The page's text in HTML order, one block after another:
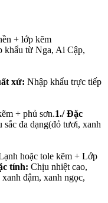
+ lớp kẽm
khẩu từ Nga, Ai Cập,
xứ: Nhập khẩu trực tiếp
+ phủ sơn.1./ Đặc
sắc đa dạng(đỏ tươi, xanh
hoặc tole kẽm + Lớp
tính: Chịu nhiệt cao,
đậm, xanh ngọc,